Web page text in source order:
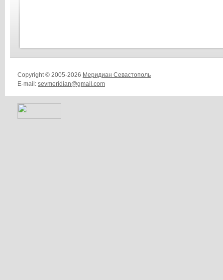
Copyright © 2005-2026 Меридиан Севастополь
E-mail: sevmeridian@gmail.com